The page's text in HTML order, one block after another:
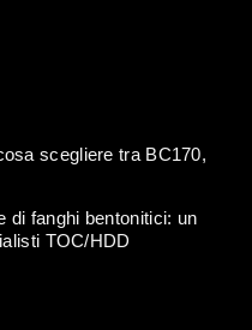
scegliere tra BC170,
di fanghi bentonitici: un
TOC/HDD